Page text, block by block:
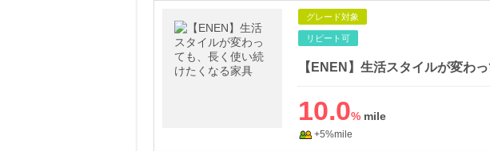
グレード対象
リピート可
10.0%
+5%mile